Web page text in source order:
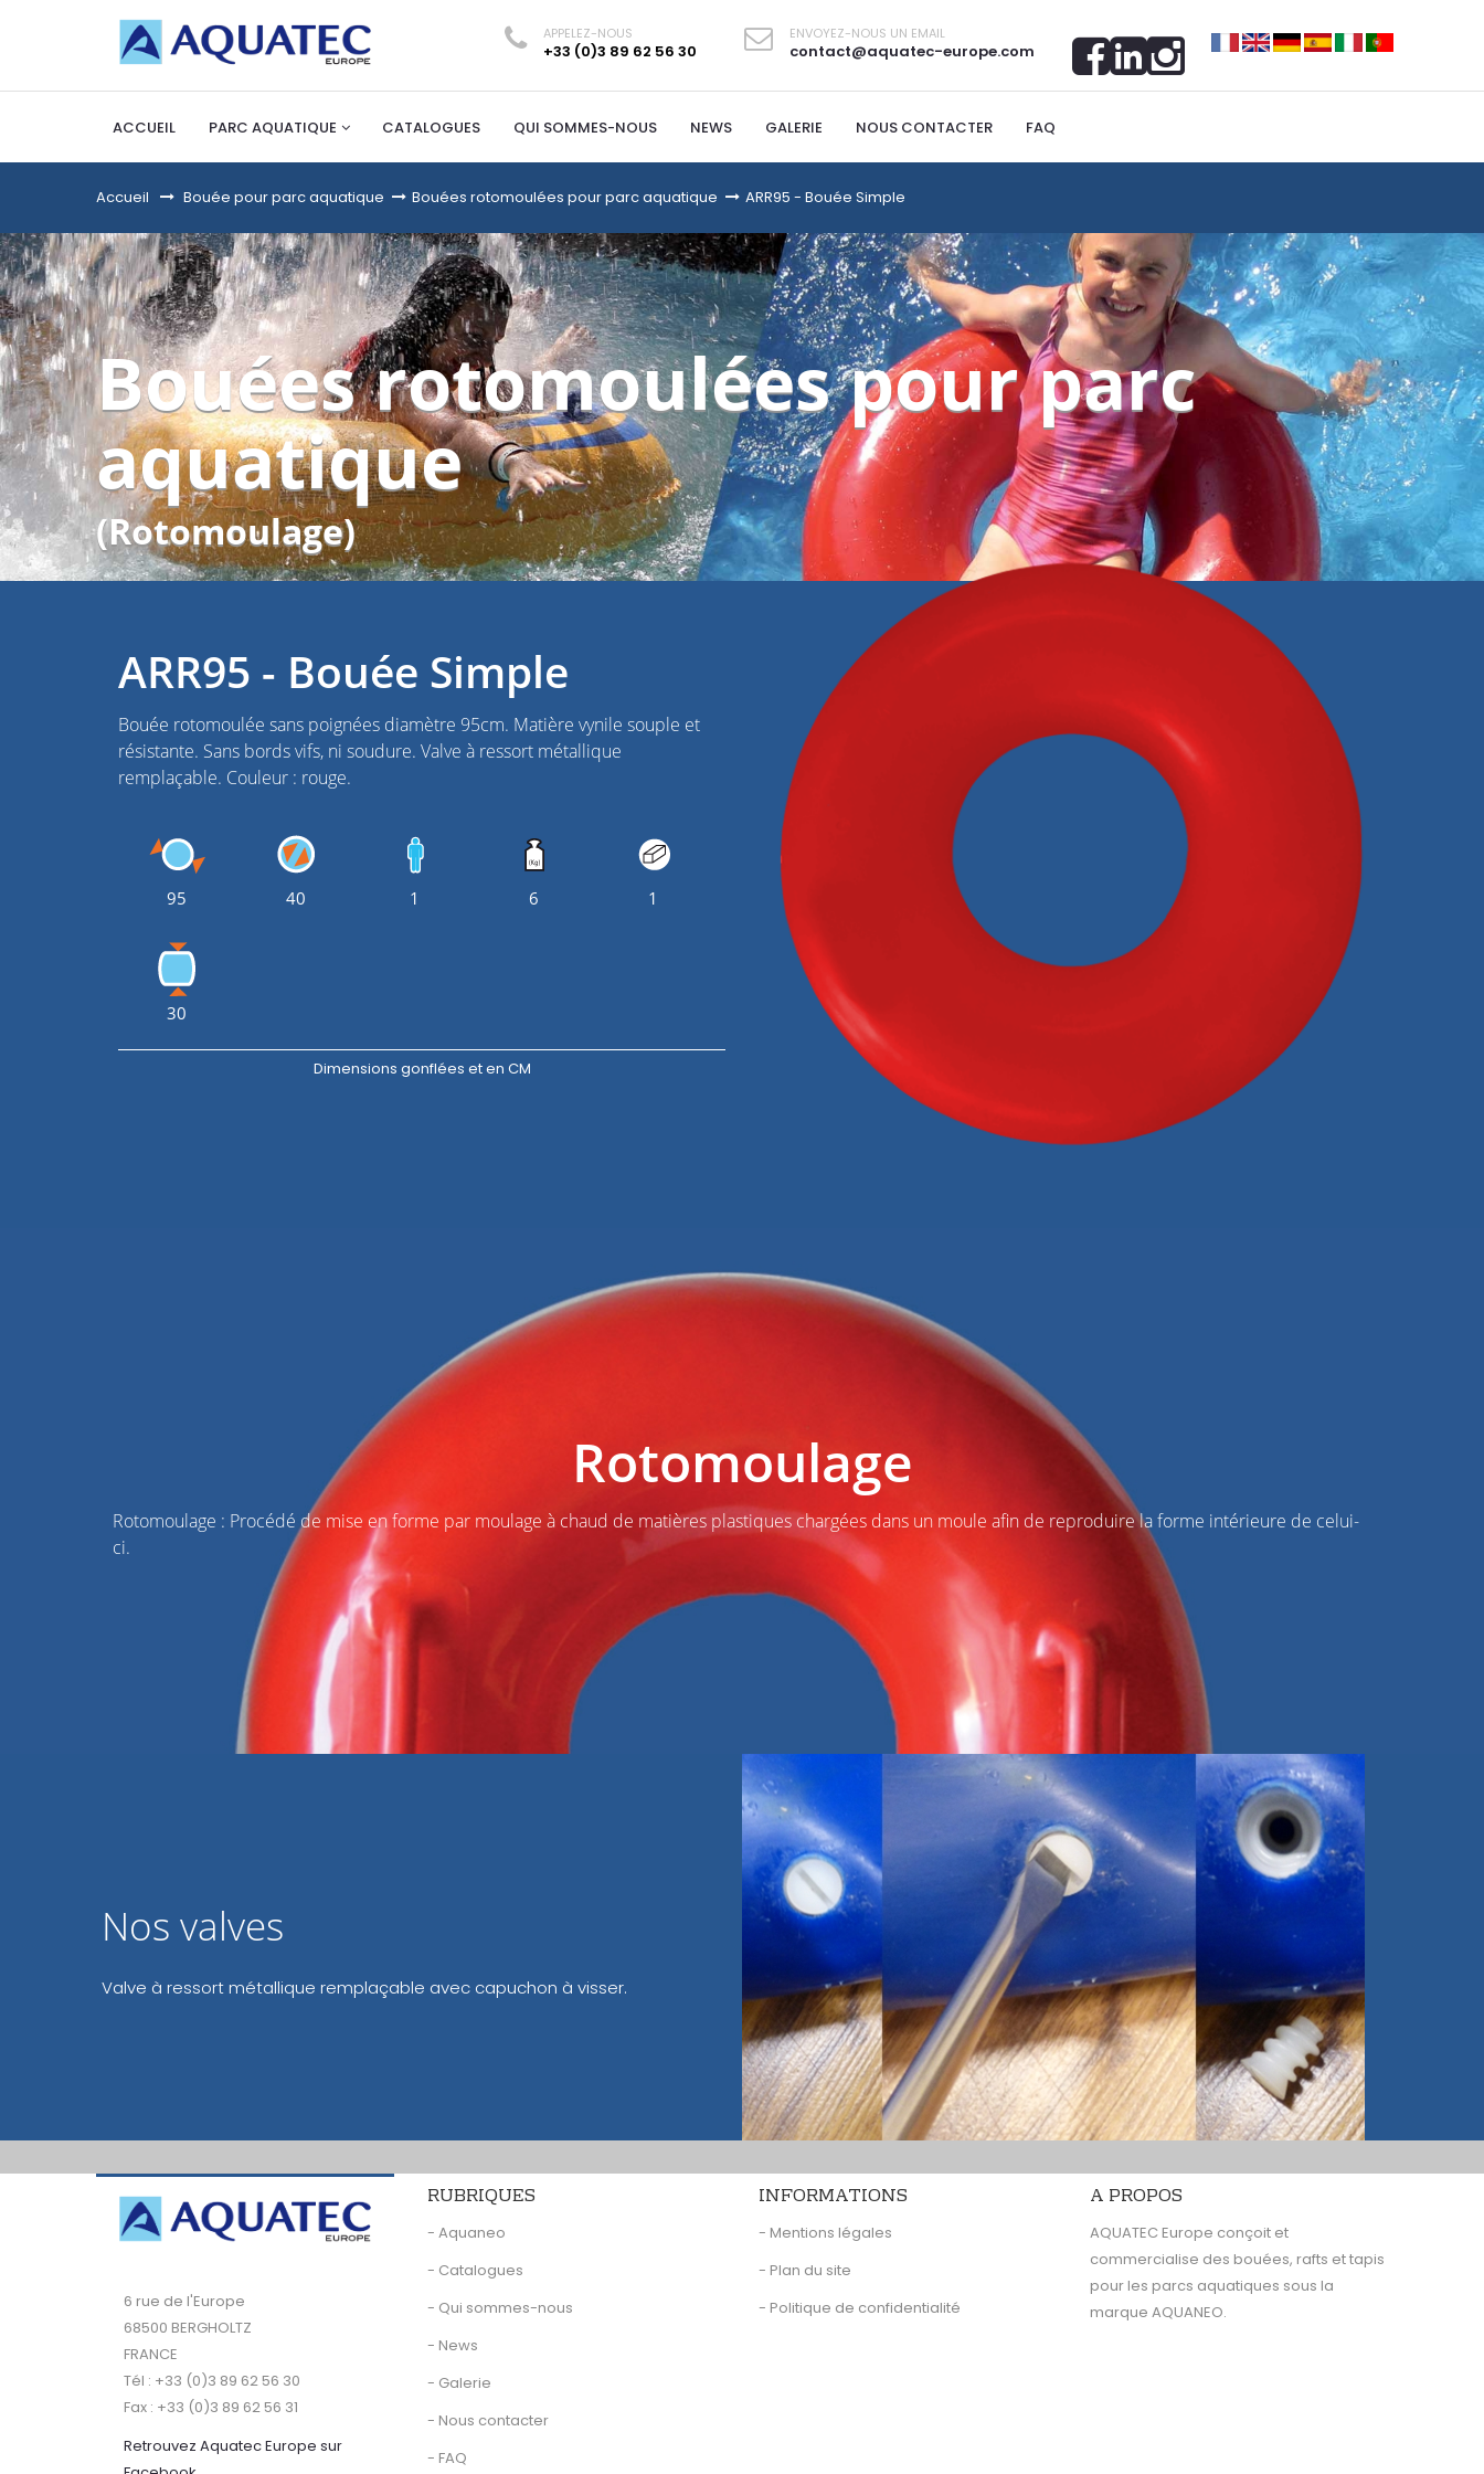
APPELEZ-NOUS
+33 (0)3 89 62 56 30
ENVOYEZ-NOUS UN EMAIL
contact@aquatec-europe.com
ACCUEIL PARC AQUATIQUE CATALOGUES QUI SOMMES-NOUS NEWS GALERIE NOUS CONTACTER FAQ
Accueil &gt;Bouée pour parc aquatique > Bouées rotomoulées pour parc aquatique > ARR95 - Bouée Simple
Bouées rotomoulées pour parc
aquatique
(Rotomoulage)
ARR95 - Bouée Simple
Bouée rotomoulée sans poignées diamètre 95cm. Matière vynile souple et
résistante. Sans bords vifs, ni soudure. Valve à ressort métallique
remplaçable. Couleur : rouge.
95 40 1 6 1
30
Dimensions gonflées et en CM
Rotomoulage
Rotomoulage : Procédé de mise en forme par moulage à chaud de matières plastiques chargées dans un moule afin de reproduire la forme intérieure de celui-
ci.
Nos valves
Valve à ressort métallique remplaçable avec capuchon à visser.
6 rue de l'Europe
68500 BERGHOLTZ
FRANCE
Tél : +33 (0)3 89 62 56 30
Fax : +33 (0)3 89 62 56 31
Retrouvez Aquatec Europe sur
RUBRIQUES
- Aquaneo
- Catalogues
- Qui sommes-nous
- News
- Galerie
- Nous contacter
- FAQ
INFORMATIONS
- Mentions légales
- Plan du site
- Politique de confidentialité
A PROPOS
AQUATEC Europe conçoit et
commercialise des bouées, rafts et tapis
pour les parcs aquatiques sous la
marque AQUANEO.